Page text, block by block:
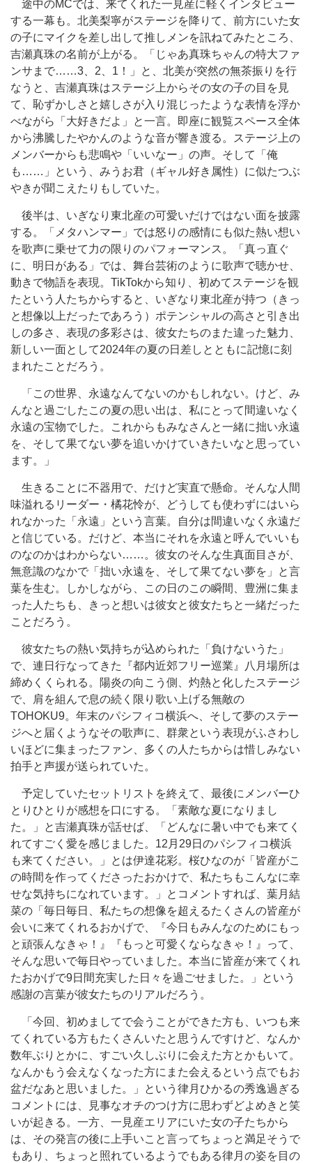
途中のMCでは、来てくれた一見産に軽くインタビュー
する一幕も。北美梨寧がステージを降りて、前方にいた女
の子にマイクを差し出して推しメンを訊ねてみたところ、
吉瀬真珠の名前が上がる。「じゃあ真珠ちゃんの特大ファ
ンサまで……3、2、1！」と、北美が突然の無茶振りを行
なうと、吉瀬真珠はステージ上からその女の子の目を見
て、恥ずかしさと嬉しさが入り混じったような表情を浮か
べながら「大好きだよ」と一言。即座に観覧スペース全体
から沸騰したやかんのような音が響き渡る。ステージ上の
メンバーからも悲鳴や「いいなー」の声。そして「俺
も……」という、みうお君（ギャル好き属性）に似たつぶ
やきが聞こえたりもしていた。
後半は、いぎなり東北産の可愛いだけではない面を披露
する。「メタハンマー」では怒りの感情にも似た熱い想い
を歌声に乗せて力の限りのパフォーマンス。「真っ直ぐ
に、明日がある」では、舞台芸術のように歌声で聴かせ、
動きで物語を表現。TikTokから知り、初めてステージを観
たという人たちからすると、いぎなり東北産が持つ（きっ
と想像以上だったであろう）ポテンシャルの高さと引き出
しの多さ、表現の多彩さは、彼女たちのまた違った魅力、
新しい一面として2024年の夏の日差しとともに記憶に刻
まれたことだろう。
「この世界、永遠なんてないのかもしれない。けど、み
んなと過ごしたこの夏の思い出は、私にとって間違いなく
永遠の宝物でした。これからもみなさんと一緒に拙い永遠
を、そして果てない夢を追いかけていきたいなと思ってい
ます。」
生きることに不器用で、だけど実直で懸命。そんな人間
味溢れるリーダー・橘花怜が、どうしても使わずにはいら
れなかった「永遠」という言葉。自分は間違いなく永遠だ
と信じている。だけど、本当にそれを永遠と呼んでいいも
のなのかはわからない……。彼女のそんな生真面目さが、
無意識のなかで「拙い永遠を、そして果てない夢を」と言
葉を生む。しかしながら、この日のこの瞬間、豊洲に集ま
った人たちも、きっと想いは彼女と彼女たちと一緒だった
ことだろう。
彼女たちの熱い気持ちが込められた「負けないうた」
で、連日行なってきた『都内近郊フリー巡業』八月場所は
締めくくられる。陽炎の向こう側、灼熱と化したステージ
で、肩を組んで息の続く限り歌い上げる無敵の
TOHOKU9。年末のパシフィコ横浜へ、そして夢のステー
ジへと届くようなその歌声に、群衆という表現がふさわし
いほどに集まったファン、多くの人たちからは惜しみない
拍手と声援が送られていた。
予定していたセットリストを終えて、最後にメンバーひ
とりひとりが感想を口にする。「素敵な夏になりまし
た。」と吉瀬真珠が話せば、「どんなに暑い中でも来てく
れてすごく愛を感じました。12月29日のパシフィコ横浜
も来てください。」とは伊達花彩。桜ひなのが「皆産がこ
の時間を作ってくださったおかけで、私たちもこんなに幸
せな気持ちになれています。」とコメントすれば、葉月結
菜の「毎日毎日、私たちの想像を超えるたくさんの皆産が
会いに来てくれるおかげで、『今日もみんなのためにもっ
と頑張んなきゃ！』『もっと可愛くならなきゃ！』って、
そんな思いで毎日やっていました。本当に皆産が来てくれ
たおかげで9日間充実した日々を過ごせました。」という
感謝の言葉が彼女たちのリアルだろう。
「今回、初めましてで会うことができた方も、いつも来
てくれている方もたくさんいたと思うんですけど、なんか
数年ぶりとかに、すごい久しぶりに会えた方とかもいて。
なんかもう会えなくなった方にまた会えるという点でもお
盆だなあと思いました。」という律月ひかるの秀逸過ぎる
コメントには、見事なオチのつけ方に思わずどよめきと笑
いが起きる。一方、一見産エリアにいた女の子たちから
は、その発言の後に上手いこと言ってちょっと満足そうで
もあり、ちょっと照れているようでもある律月の姿を目の